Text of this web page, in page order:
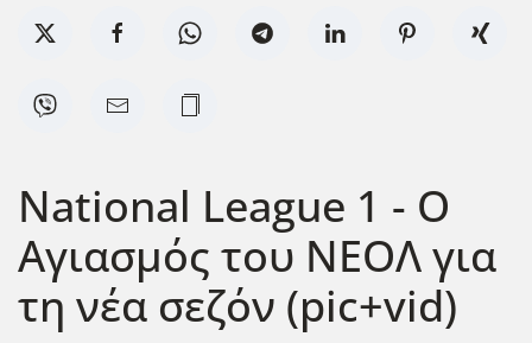
National League 1 - Ο
Αγιασμός του ΝΕΟΛ για
τη νέα σεζόν (pic+vid)